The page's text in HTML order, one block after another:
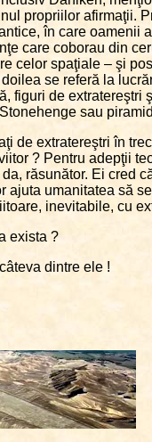
propriilor afirmaţii.
în care oamenii
care coborau din
celor spaţiale – şi
se referă la
figuri de extratereştri
sau
de extratereştri în
? Pentru adepţii
răsunător. Ei cred
ajuta umanitatea să
inevitabile, cu
exista ?
dintre ele !